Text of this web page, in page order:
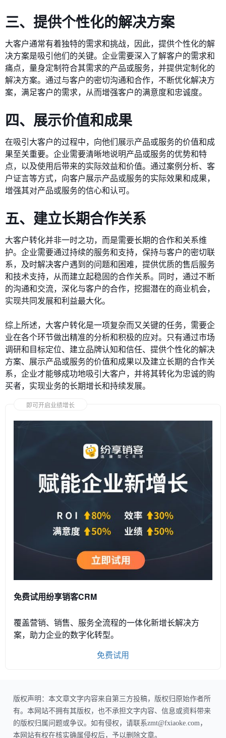
三、提供个性化的解决方案
大客户通常有着独特的需求和挑战，因此，提供个性化的解
决方案是吸引他们的关键。企业需要深入了解客户的需求和
痛点，量身定制符合其需求的产品或服务，并提供定制化的
解决方案。通过与客户的密切沟通和合作，不断优化解决方
案，满足客户的需求，从而增强客户的满意度和忠诚度。
四、展示价值和成果
在吸引大客户的过程中，向他们展示产品或服务的价值和成
果至关重要。企业需要清晰地说明产品或服务的优势和特
点，以及使用后带来的实际效益和价值。通过案例分析、客
户证言等方式，向客户展示产品或服务的实际效果和成果，
增强其对产品或服务的信心和认可。
五、建立长期合作关系
大客户转化并非一时之功，而是需要长期的合作和关系维
护。企业需要通过持续的服务和支持，保持与客户的密切联
系，及时解决客户遇到的问题和困难，提供优质的售后服务
和技术支持，从而建立起稳固的合作关系。同时，通过不断
的沟通和交流，深化与客户的合作，挖掘潜在的商业机会，
实现共同发展和利益最大化。
综上所述，大客户转化是一项复杂而又关键的任务，需要企
业在各个环节做出精准的分析和积极的应对。只有通过市场
调研和目标定位、建立品牌认知和信任、提供个性化的解决
方案、展示产品或服务的价值和成果以及建立长期的合作关
系，企业才能够成功地吸引大客户，并将其转化为忠诚的购
买者，实现业务的长期增长和持续发展。
即可开启业绩增长
免费试用纷享销客CRM
覆盖营销、销售、服务全流程的一体化新增长解决方
案，助力企业的数字化转型。
免费试用
版权声明：本文章文字内容来自第三方投稿，版权归原始作者所
有。本网站不拥有其版权，也不承担文字内容、信息或资料带来
的版权归属问题或争议。如有侵权，请联系zmt@fxiaoke.com，
本网站有权在核实确属侵权后，予以删除文章。